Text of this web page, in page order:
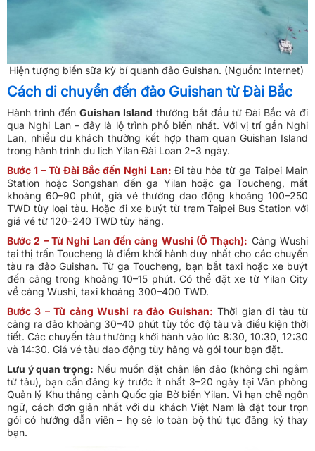
Hiện tượng biển sữa kỳ bí quanh đảo Guishan. (Nguồn: Internet)
Cách di chuyển đến đảo Guishan từ Đài Bắc
Hành trình đến Guishan Island thường bắt đầu từ Đài Bắc và đi
qua Nghi Lan – đây là lộ trình phổ biến nhất. Với vị trí gần Nghi
Lan, nhiều du khách thường kết hợp tham quan Guishan Island
trong hành trình du lịch Yilan Đài Loan 2–3 ngày.
Bước 1 – Từ Đài Bắc đến Nghi Lan: Đi tàu hỏa từ ga Taipei Main
Station hoặc Songshan đến ga Yilan hoặc ga Toucheng, mất
khoảng 60–90 phút, giá vé thường dao động khoảng 100–250
TWD tùy loại tàu. Hoặc đi xe buýt từ trạm Taipei Bus Station với
giá vé từ 120–240 TWD tùy hãng.
Bước 2 – Từ Nghi Lan đến cảng Wushi (Ô Thạch): Cảng Wushi
tại thị trấn Toucheng là điểm khởi hành duy nhất cho các chuyến
tàu ra đảo Guishan. Từ ga Toucheng, bạn bắt taxi hoặc xe buýt
đến cảng trong khoảng 10–15 phút. Có thể đặt xe từ Yilan City
về cảng Wushi, taxi khoảng 300–400 TWD.
Bước 3 – Từ cảng Wushi ra đảo Guishan: Thời gian đi tàu từ
cảng ra đảo khoảng 30–40 phút tùy tốc độ tàu và điều kiện thời
tiết. Các chuyến tàu thường khởi hành vào lúc 8:30, 10:30, 12:30
và 14:30. Giá vé tàu dao động tùy hãng và gói tour bạn đặt.
Lưu ý quan trọng: Nếu muốn đặt chân lên đảo (không chỉ ngắm
từ tàu), bạn cần đăng ký trước ít nhất 3–20 ngày tại Văn phòng
Quản lý Khu thắng cảnh Quốc gia Bờ biển Yilan. Vì hạn chế ngôn
ngữ, cách đơn giản nhất với du khách Việt Nam là đặt tour trọn
gói có hướng dẫn viên – họ sẽ lo toàn bộ thủ tục đăng ký thay
bạn.